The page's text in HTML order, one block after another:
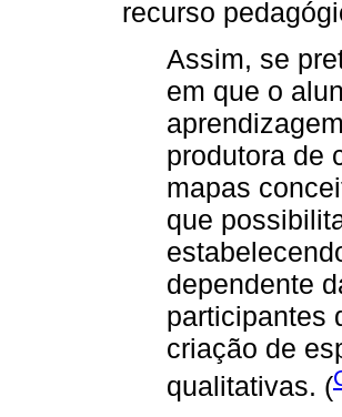
recurso
Assim, se
em que o
produtora de
mapas
que
dependente
participantes
criação de
qualitativas. (